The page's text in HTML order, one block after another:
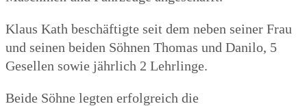
Klaus Kath beschäftigte seit dem neben seiner Frau
und seinen beiden Söhnen Thomas und Danilo, 5
Gesellen sowie jährlich 2 Lehrlinge.
Beide Söhne legten erfolgreich die